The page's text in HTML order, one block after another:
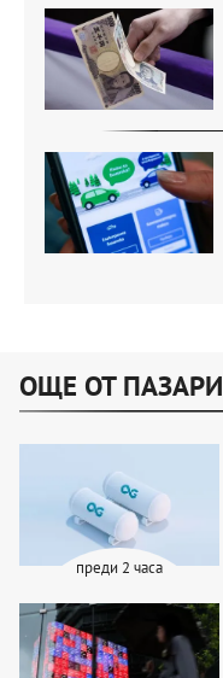
ОЩЕ ОТ ПАЗАРИ
преди 2 часа